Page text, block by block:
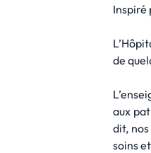
Inspiré
de
aux
dit,
soins